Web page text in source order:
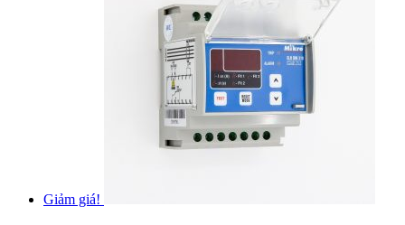
Giảm giá!